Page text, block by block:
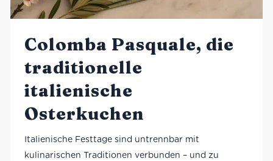
Colomba Pasquale, die
traditionelle
italienische
Osterkuchen
Italienische Festtage sind untrennbar mit
kulinarischen Traditionen verbunden – und zu